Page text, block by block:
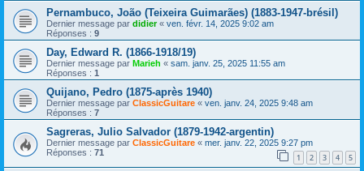
Pernambuco, João (Teixeira Guimarães) (1883-1947-brésil)
Dernier message par didier« ven. févr. 14, 2025 9:02 am
Réponses : 9
Day, Edward R. (1866-1918/19)
Dernier message par Marieh « sam. janv. 25, 2025 11:55 am
Réponses : 1
Quijano, Pedro (1875-après 1940)
Dernier message par ClassicGuitare « ven. janv. 24, 2025 9:48 am
Réponses : 7
Sagreras, Julio Salvador (1879-1942-argentin)
Dernier message par ClassicGuitare « mer. janv. 22, 2025 9:27 pm
Réponses : 71 1 2 3 4 5